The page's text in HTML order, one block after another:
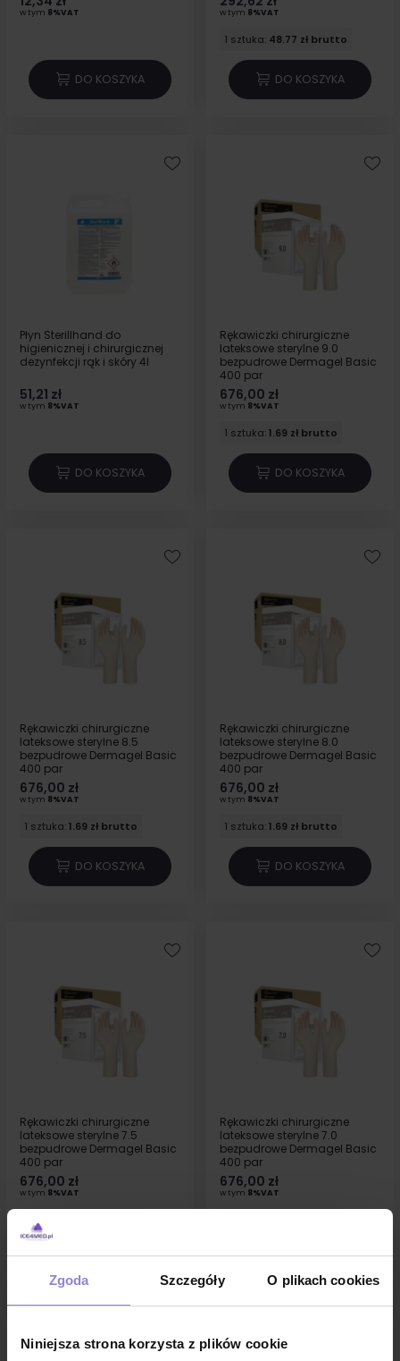
Zgoda Szczegóły O plikach cookies
Niniejsza strona korzysta z plików cookie
w tym 8%VAT
DO KOSZYKA
w tym 8%VAT
1 sztuka: 48.77 zł brutto
DO KOSZYKA
Płyn Sterillhand do
higienicznej i chirurgicznej
dezynfekcji rąk i skóry 4l
51,21 zł
w tym 8%VAT
DO KOSZYKA
Rękawiczki chirurgiczne
lateksowe sterylne 9.0
bezpudrowe Dermagel Basic
400 par
676,00 zł
w tym 8%VAT
1 sztuka:1.69 zł brutto
DO KOSZYKA
Rękawiczki chirurgiczne
lateksowe sterylne 8.5
bezpudrowe Dermagel Basic
400 par
676,00 zł
w tym 8%VAT
1 sztuka:1.69 zł brutto
DO KOSZYKA
Rękawiczki chirurgiczne
lateksowe sterylne 8.0
bezpudrowe Dermagel Basic
400 par
676,00 zł
w tym 8%VAT
1 sztuka:1.69 zł brutto
DO KOSZYKA
Rękawiczki chirurgiczne
lateksowe sterylne 7.5
bezpudrowe Dermagel Basic
400 par
676,00 zł
w tym 8%VAT
1 sztuka:
DO KOSZYKA
Rękawiczki chirurgiczne
lateksowe sterylne 7.0
bezpudrowe Dermagel Basic
400 par
676,00 zł
w tym 8%VAT
DO KOSZYKA